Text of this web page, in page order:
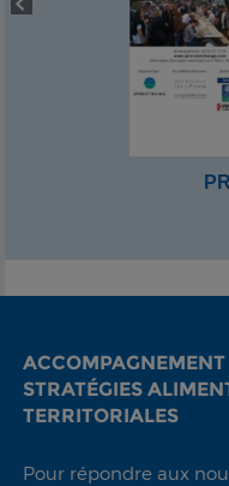
ACCOMPAGNEMENT
STRATÉGIES
TERRITORIALES
Pour répondre aux